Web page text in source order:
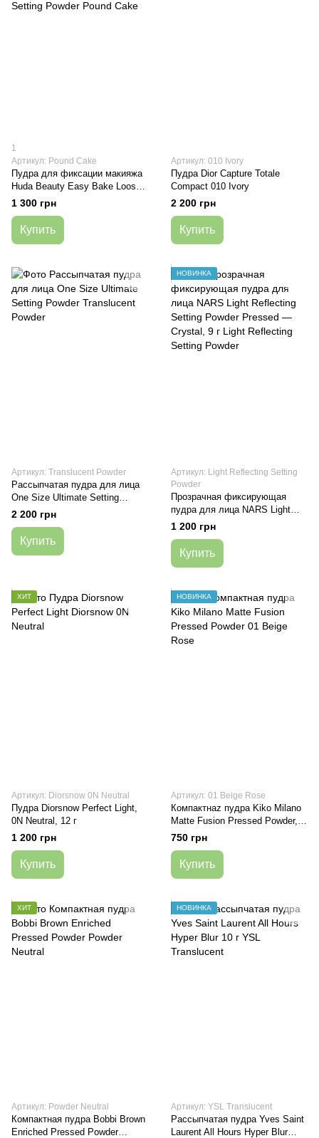
1
Артикул: Pound Cake
Пудра для фиксации макияжа
Huda Beauty Easy Bake Loose
Baking and Setting Powder
Pound Cake
1 300 грн
Купить
Артикул: 010 Ivory
Пудра Dior Capture Totale
Compact 010 Ivory
2 200 грн
Купить
Артикул: Translucent Powder
Рассыпчатая пудра для лица
One Size Ultimate Setting
Powder Translucent
2 200 грн
Купить
НОВИНКА
Артикул: Light Reflecting Setting
Powder
Прозрачная фиксирующая
пудра для лица NARS Light
Reflecting Setting Powder
Pressed — Crystal, 9 г
1 200 грн
Купить
ХИТ
Артикул: Diorsnow 0N Neutral
Пудра Diorsnow Perfect Light,
0N Neutral, 12 г
1 200 грн
Купить
НОВИНКА
Артикул: 01 Beige Rose
Компактнаz пудра Kiko Milano
Matte Fusion Pressed Powder,
01 Beige Rose, 12 г
750 грн
Купить
ХИТ
Артикул: Powder Neutral
Компактная пудра Bobbi Brown
Enriched Pressed Powder
НОВИНКА
Артикул: YSL Translucent
Рассыпчатая пудра Yves Saint
Laurent All Hours Hyper Blur